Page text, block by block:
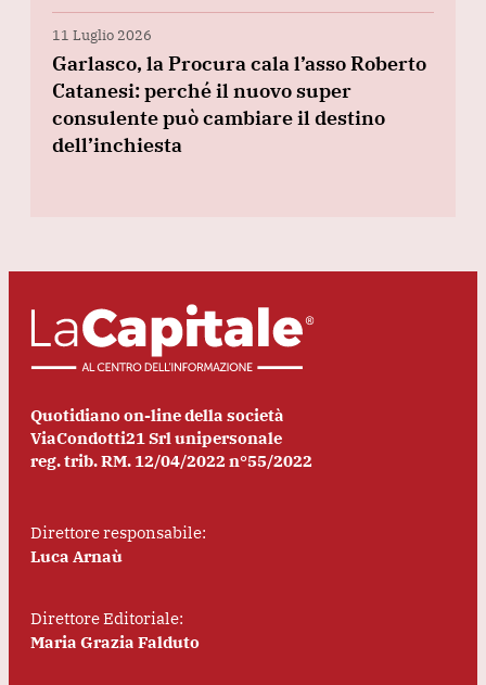
11 Luglio 2026
Garlasco, la Procura cala l’asso Roberto
Catanesi: perché il nuovo super
consulente può cambiare il destino
dell’inchiesta
Quotidiano on-line della società
ViaCondotti21 Srl unipersonale
reg. trib. RM. 12/04/2022 n°55/2022
Direttore responsabile:
Luca Arnaù
Direttore Editoriale:
Maria Grazia Falduto